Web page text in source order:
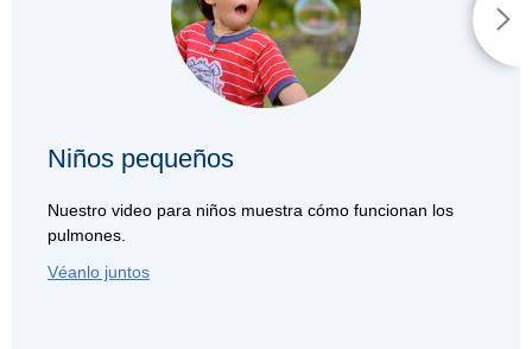
Niños pequeños
Nuestro video para niños muestra cómo funcionan los
pulmones.
Véanlo juntos